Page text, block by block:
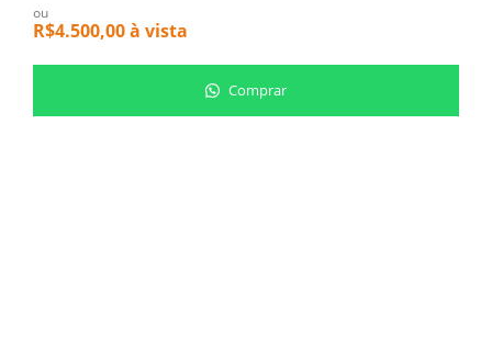
ou
R$4.500,00à vista
Comprar